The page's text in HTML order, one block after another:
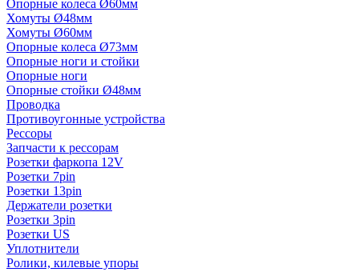
Опорные колеса Ø60мм
Хомуты Ø48мм
Хомуты Ø60мм
Опорные колеса Ø73мм
Опорные ноги и стойки
Опорные ноги
Опорные стойки Ø48мм
Проводка
Противоугонные устройства
Рессоры
Запчасти к рессорам
Розетки фаркопа 12V
Розетки 7pin
Розетки 13pin
Держатели розетки
Розетки 3pin
Розетки US
Уплотнители
Ролики, килевые упоры